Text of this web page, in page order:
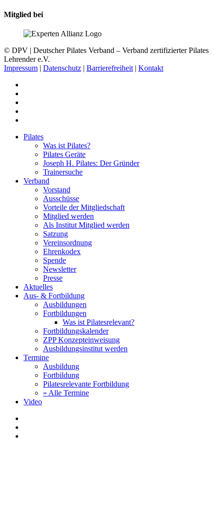
Mitglied bei
© DPV | Deutscher Pilates Verband – Verband zertifizierter Pilates
Lehrender e.V.
Impressum
Datenschutz Barrierefreiheit| Kontakt
Close
Pilates
Was ist Pilates?
Pilates Geräte
Joseph H. Pilates: Der Gründer
Trainersuche
Verband
Vorstand
Ausschüsse
Vorteile der Mitgliedschaft
Mitglied werden
Als Institut Mitglied werden
Satzung
Vereinsordnung
Ehrenkodex
Spende
Newsletter
Presse
Aktuelles
Aus- & Fortbildung
Ausbildungen
Fortbildungen
Was ist Pilatesrelevant?
Fortbildungskalender
ZPP Konzepteinweisung
Ausbildungsinstitut werden
Termine
Ausbildung
Fortbildung
Pilatesrelevante Fortbildung
» Alle Termine
Video